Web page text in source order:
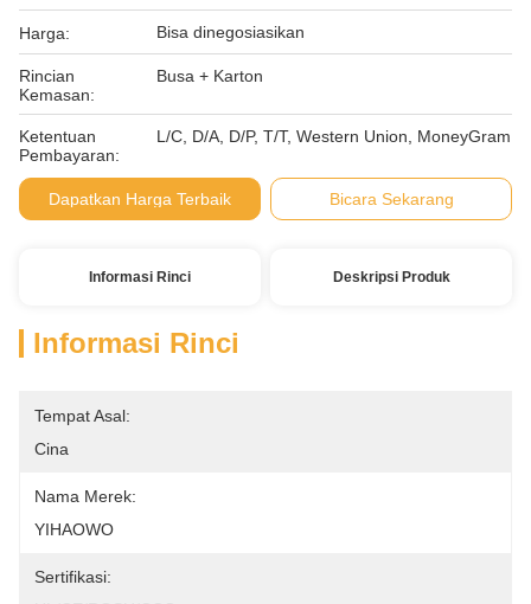
Harga: Bisa dinegosiasikan
Rincian
Kemasan:
Busa + Karton
Ketentuan
Pembayaran:
L/C, D/A, D/P, T/T, Western Union, MoneyGram
Dapatkan Harga Terbaik Bicara Sekarang
Informasi Rinci Deskripsi Produk
Informasi Rinci
Tempat Asal:
Cina
Nama Merek:
YIHAOWO
Sertifikasi: